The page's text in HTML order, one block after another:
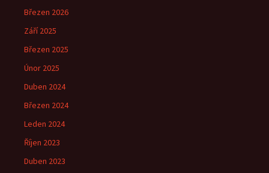
Březen 2026
Září 2025
Březen 2025
Únor 2025
Duben 2024
Březen 2024
Leden 2024
Říjen 2023
Duben 2023